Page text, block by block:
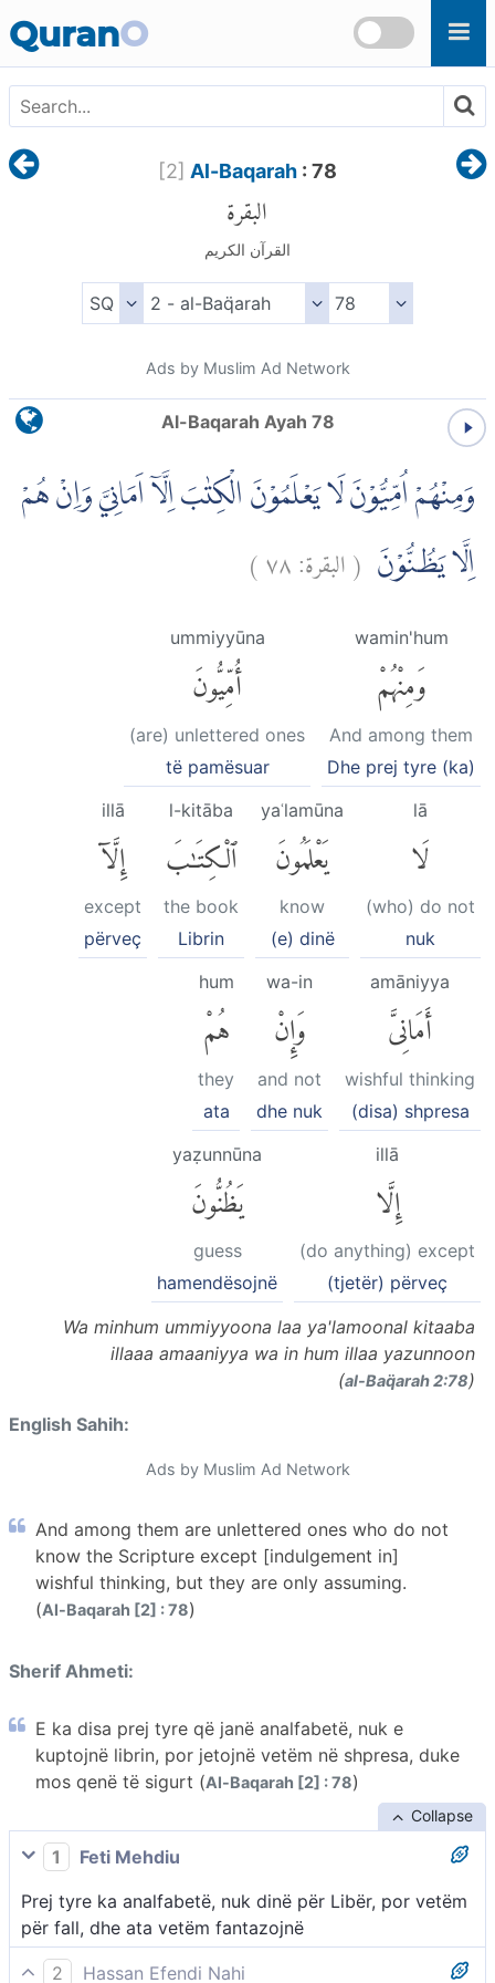
QuranO
[2] Al-Baqarah: 78
البقرة
القرآن الكريم
Ads by Muslim Ad Network
Al-Baqarah Ayah 78
وَمِنْهُمْ اُمِّيُّوْنَ لَا يَعْلَمُوْنَ الْكِتٰبَ اِلَّآ اَمَانِيَّ وَاِنْ هُمْ
اِلَّا يَظُنُّوْنَ (البقرة:٧٨)
wamin'hum
وَمِنْهُمْ
And among them
Dhe prej tyre (ka)
ummiyyūna
أُمِّيُّونَ
(are) unlettered ones
të pamësuar
lā
لَا
(who) do not
nuk
yaʿlamūna
يَعْلَمُونَ
know
(e) dinë
l-kitāba
ٱلْكِتَٰبَ
the book
Librin
illā
إِلَّآ
except
përveç
amāniyya
أَمَانِىَّ
wishful thinking
(disa) shpresa
wa-in
وَإِنْ
and not
dhe nuk
hum
هُمْ
they
ata
illā
إِلَّا
(do anything) except
(tjetër) përveç
yaẓunnūna
يَظُنُّونَ
guess
hamendësojnë
Wa minhum ummiyyoona laa ya'lamoonal kitaaba
illaaa amaaniyya wa in hum illaa yazunnoon
(al-Baq̈arah 2:78)
English Sahih:
Ads by Muslim Ad Network
And among them are unlettered ones who do not
know the Scripture except [indulgement in]
wishful thinking, but they are only assuming.
(Al-Baqarah [2] : 78)
Sherif Ahmeti:
E ka disa prej tyre që janë analfabetë, nuk e
kuptojnë librin, por jetojnë vetëm në shpresa, duke
mos qenë të sigurt (Al-Baqarah [2] : 78)
Collapse
1
Feti Mehdiu
Prej tyre ka analfabetë, nuk dinë për Libër, por vetëm
për fall, dhe ata vetëm fantazojnë
2 Hassan Efendi Nahi